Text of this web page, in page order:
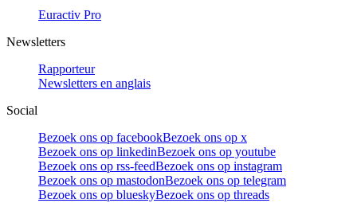
Euractiv Pro
Newsletters
Rapporteur
Newsletters en anglais
Social
Bezoek ons op facebookBezoek ons op x
Bezoek ons op linkedinBezoek ons op youtube
Bezoek ons op rss-feedBezoek ons op instagram
Bezoek ons op mastodonBezoek ons op telegram
Bezoek ons op blueskyBezoek ons op threads